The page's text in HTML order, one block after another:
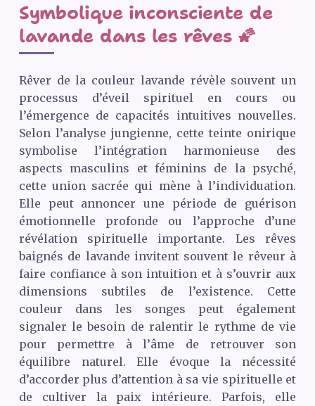
Symbolique inconsciente de
lavande dans les rêves 🌠
Rêver de la couleur lavande révèle souvent un
processus d’éveil spirituel en cours ou
l’émergence de capacités intuitives nouvelles.
Selon l’analyse jungienne, cette teinte onirique
symbolise l’intégration harmonieuse des
aspects masculins et féminins de la psyché,
cette union sacrée qui mène à l’individuation.
Elle peut annoncer une période de guérison
émotionnelle profonde ou l’approche d’une
révélation spirituelle importante. Les rêves
baignés de lavande invitent souvent le rêveur à
faire confiance à son intuition et à s’ouvrir aux
dimensions subtiles de l’existence. Cette
couleur dans les songes peut également
signaler le besoin de ralentir le rythme de vie
pour permettre à l’âme de retrouver son
équilibre naturel. Elle évoque la nécessité
d’accorder plus d’attention à sa vie spirituelle et
de cultiver la paix intérieure. Parfois, elle